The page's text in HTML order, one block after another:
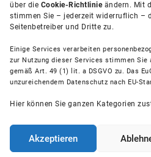
über die Cookie-Richtlinieändern. Mit
stimmen Sie – jederzeit widerruflich –
Seitenbetreiber und Dritte zu.
Einige Services verarbeiten
zur Nutzung dieser Services stimmen Sie
gemäß Art. 49 (1) lit. a DSGVO zu. Das
unzureichendem Datenschutz nach EU-
Hier können Sie ganzen Kategorien
Akzeptieren
Installateure
Marken und
Installateur Partner